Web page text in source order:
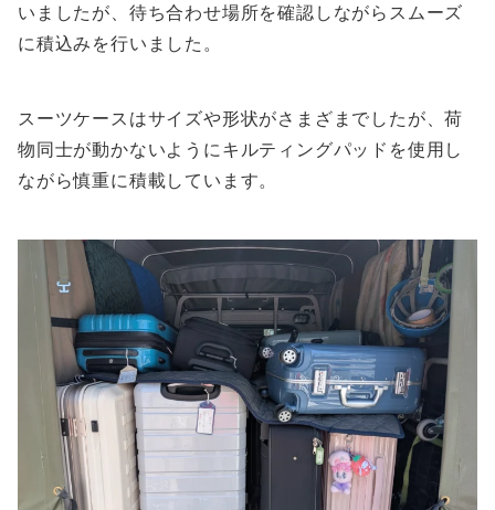
いましたが、待ち合わせ場所を確認しながらスムーズ
に積込みを行いました。
スーツケースはサイズや形状がさまざまでしたが、荷
物同士が動かないようにキルティングパッドを使用し
ながら慎重に積載しています。